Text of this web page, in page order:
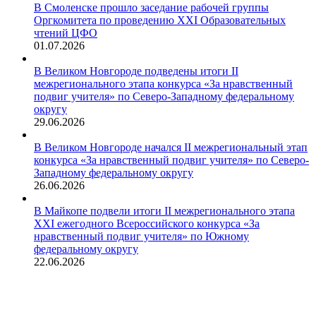
В Смоленске прошло заседание рабочей группы
Оргкомитета по проведению XXI Образовательных
чтений ЦФО
01.07.2026
В Великом Новгороде подведены итоги II
межрегионального этапа конкурса «За нравственный
подвиг учителя» по Северо-Западному федеральному
округу
29.06.2026
В Великом Новгороде начался II межрегиональный этап
конкурса «За нравственный подвиг учителя» по Северо-
Западному федеральному округу
26.06.2026
В Майкопе подвели итоги II межрегионального этапа
XXI ежегодного Всероссийского конкурса «За
нравственный подвиг учителя» по Южному
федеральному округу
22.06.2026